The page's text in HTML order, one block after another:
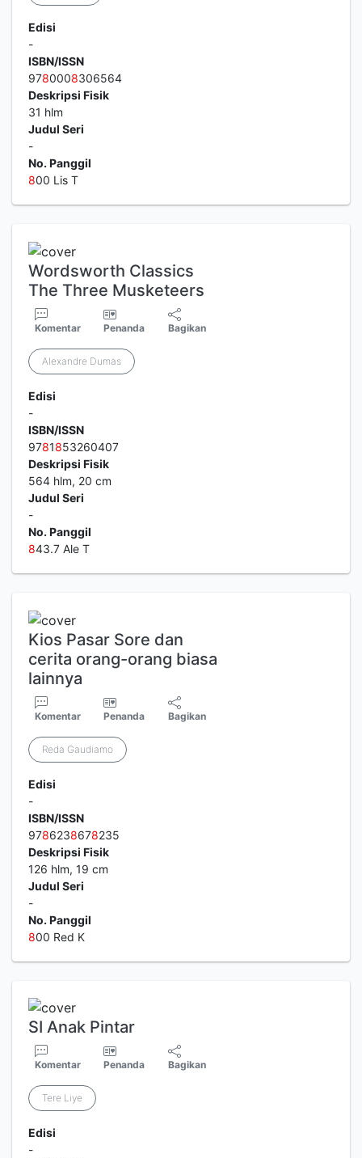
Edisi
-
ISBN/ISSN
9780008306564
Deskripsi Fisik
31 hlm
Judul Seri
-
No. Panggil
800 Lis T
Wordsworth Classics
The Three Musketeers
Komentar Penanda Bagikan
Alexandre Dumas
Edisi
-
ISBN/ISSN
9781853260407
Deskripsi Fisik
564 hlm, 20 cm
Judul Seri
-
No. Panggil
843.7 Ale T
Kios Pasar Sore dan
cerita orang-orang biasa
lainnya
Komentar Penanda Bagikan
Reda Gaudiamo
Edisi
-
ISBN/ISSN
9786238678235
Deskripsi Fisik
126 hlm, 19 cm
Judul Seri
-
No. Panggil
800 Red K
SI Anak Pintar
Komentar Penanda Bagikan
Tere Liye
Edisi
-